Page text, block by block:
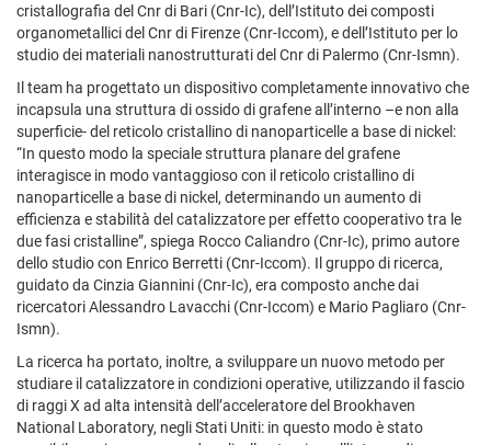
cristallografia del Cnr di Bari (Cnr-Ic), dell’Istituto dei composti
organometallici del Cnr di Firenze (Cnr-Iccom), e dell’Istituto per lo
studio dei materiali nanostrutturati del Cnr di Palermo (Cnr-Ismn).
Il team ha progettato un dispositivo completamente innovativo che
incapsula una struttura di ossido di grafene all’interno –e non alla
superficie- del reticolo cristallino di nanoparticelle a base di nickel:
“In questo modo la speciale struttura planare del grafene
interagisce in modo vantaggioso con il reticolo cristallino di
nanoparticelle a base di nickel, determinando un aumento di
efficienza e stabilità del catalizzatore per effetto cooperativo tra le
due fasi cristalline”, spiega Rocco Caliandro (Cnr-Ic), primo autore
dello studio con Enrico Berretti (Cnr-Iccom). Il gruppo di ricerca,
guidato da Cinzia Giannini (Cnr-Ic), era composto anche dai
ricercatori Alessandro Lavacchi (Cnr-Iccom) e Mario Pagliaro (Cnr-
Ismn).
La ricerca ha portato, inoltre, a sviluppare un nuovo metodo per
studiare il catalizzatore in condizioni operative, utilizzando il fascio
di raggi X ad alta intensità dell’acceleratore del Brookhaven
National Laboratory, negli Stati Uniti: in questo modo è stato